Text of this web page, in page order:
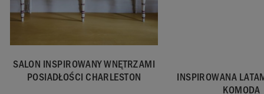
SALON INSPIROWANY WNĘTRZAMI
POSIADŁOŚCI CHARLESTON
INSPIROWANA
KOMODA